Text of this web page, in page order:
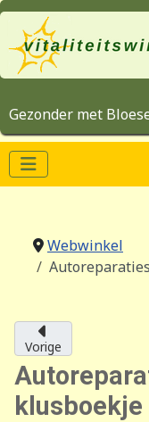
Gezonder met
Webwinkel
Vorige